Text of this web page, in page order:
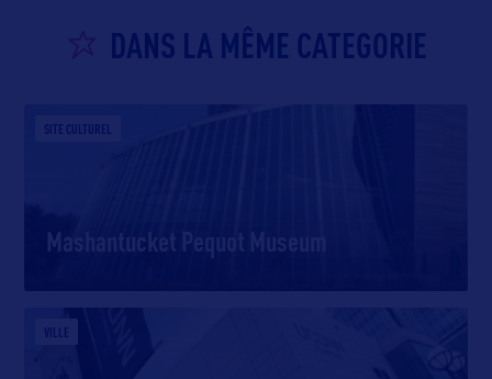
DANS LA MÊME CATEGORIE
SITE CULTUREL
Mashantucket Pequot Museum
VILLE